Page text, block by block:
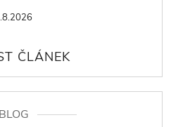
BLOG